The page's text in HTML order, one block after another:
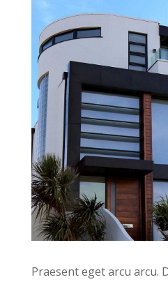
Praesent eget arcu arcu.